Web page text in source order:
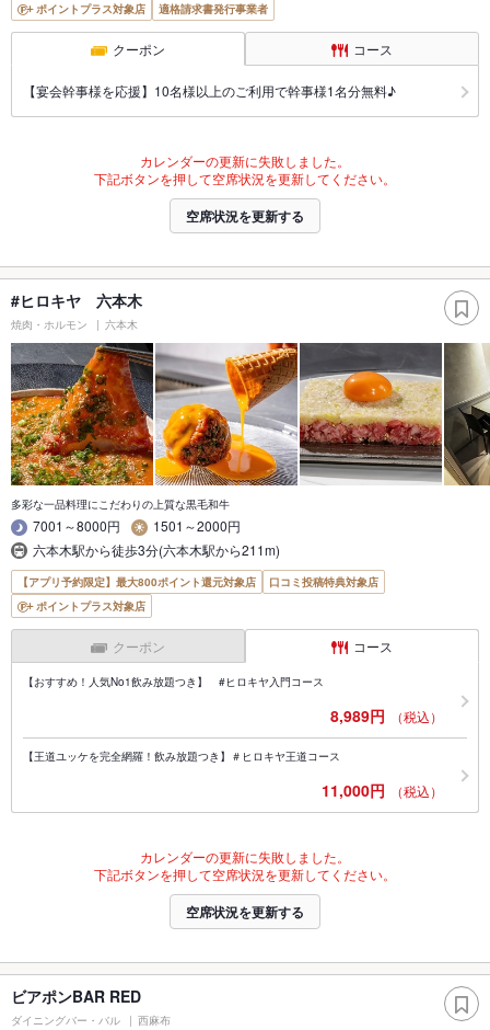
ポイントプラス対象店
適格請求書発行事業者
クーポン コース
【宴会幹事様を応援】10名様以上のご利用で幹事様1名分無料♪
カレンダーの更新に失敗しました。
下記ボタンを押して空席状況を更新してください。
空席状況を更新する
#ヒロキヤ 六本木
焼肉・ホルモン 六本木
多彩な一品料理にこだわりの上質な黒毛和牛
7001～8000円
1501～2000円
六本木駅から徒歩3分(六本木駅から211m)
【アプリ予約限定】最大800ポイント還元対象店
口コミ投稿特典対象店
ポイントプラス対象店
クーポン コース
【おすすめ！人気No1飲み放題つき】 #ヒロキヤ入門コース
8,989円 （税込）
【王道ユッケを完全網羅！飲み放題つき】＃ヒロキヤ王道コース
11,000円 （税込）
カレンダーの更新に失敗しました。
下記ボタンを押して空席状況を更新してください。
空席状況を更新する
ビアポンBAR RED
ダイニングバー・バル 西麻布